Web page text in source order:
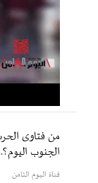
من فتاوى
الجنوب
قناة اليوم الثامن